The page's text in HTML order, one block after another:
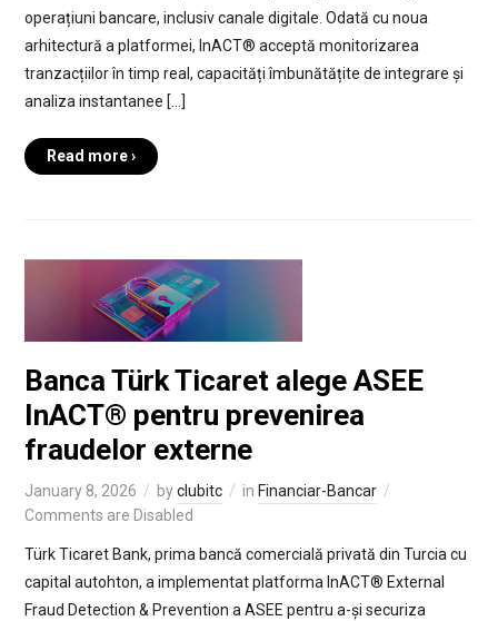
operațiuni bancare, inclusiv canale digitale. Odată cu noua
arhitectură a platformei, InACT® acceptă monitorizarea
tranzacțiilor în timp real, capacități îmbunătățite de integrare și
analiza instantanee […]
Read more ›
Banca Türk Ticaret alege ASEE
InACT® pentru prevenirea
fraudelor externe
January 8, 2026 byclubitc in Financiar-Bancar
Comments are Disabled
Türk Ticaret Bank, prima bancă comercială privată din Turcia cu
capital autohton, a implementat platforma InACT® External
Fraud Detection & Prevention a ASEE pentru a-și securiza